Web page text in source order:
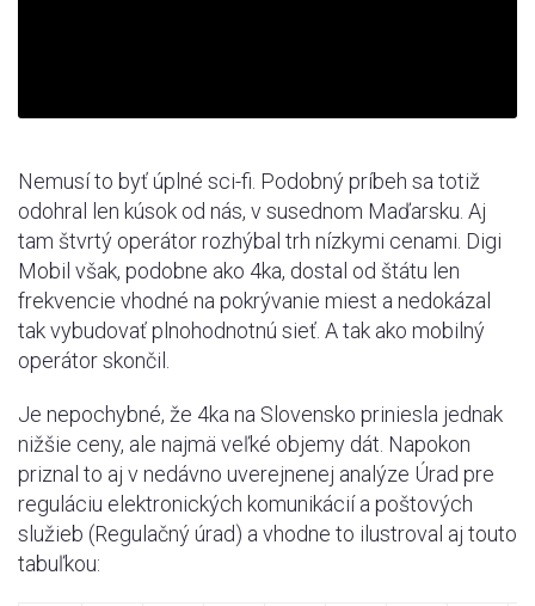
Nemusí to byť úplné sci-fi. Podobný príbeh sa totiž
odohral len kúsok od nás, v susednom Maďarsku. Aj
tam štvrtý operátor rozhýbal trh nízkymi cenami. Digi
Mobil však, podobne ako 4ka, dostal od štátu len
frekvencie vhodné na pokrývanie miest a nedokázal
tak vybudovať plnohodnotnú sieť. A tak ako mobilný
operátor skončil.
Je nepochybné, že 4ka na Slovensko priniesla jednak
nižšie ceny, ale najmä veľké objemy dát. Napokon
priznal to aj v nedávno uverejnenej analýze Úrad pre
reguláciu elektronických komunikácií a poštových
služieb (Regulačný úrad) a vhodne to ilustroval aj touto
tabuľkou: